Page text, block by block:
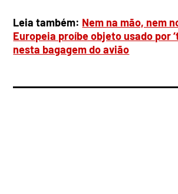
Leia também: Nem na mão, nem
Europeia proíbe objeto usado por
nesta bagagem do avião